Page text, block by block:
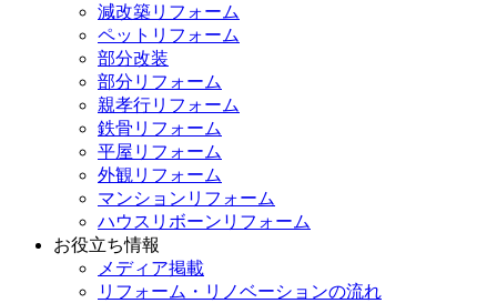
減改築リフォーム
ペットリフォーム
部分改装
部分リフォーム
親孝行リフォーム
鉄骨リフォーム
平屋リフォーム
外観リフォーム
マンションリフォーム
ハウスリボーンリフォーム
お役立ち情報
メディア掲載
リフォーム・リノベーションの流れ